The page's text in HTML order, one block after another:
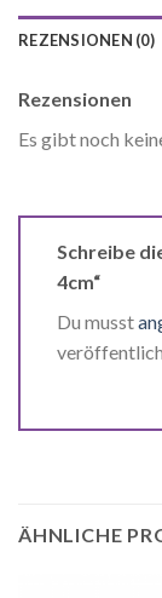
REZENSIONEN (0)
Rezensionen
Es gibt noch
Schreibe
4cm“
Du musst
ÄHNLICHE